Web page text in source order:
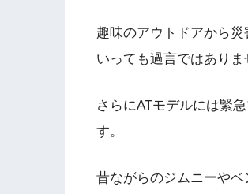
趣味のアウトドアから
いっても過言ではありま
さらにATモデルには緊
す。
昔ながらのジムニーや